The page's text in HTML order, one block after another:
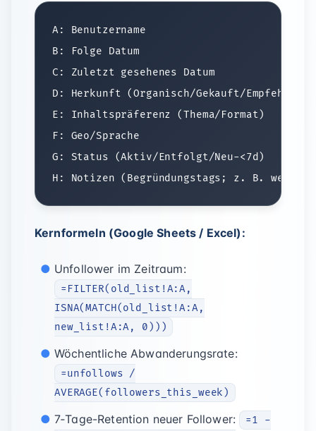
A: Benutzername
B: Folge Datum
C: Zuletzt gesehenes Datum
D: Herkunft (Organisch/Gekauft/Empfehlung)
E: Inhaltspräferenz (Thema/Format)
F: Geo/Sprache
G: Status (Aktiv/Entfolgt/Neu-<7d)
Kernformeln (Google Sheets / Excel):
Unfollower im Zeitraum:
=FILTER(old_list!A:A,
ISNA(MATCH(old_list!A:A,
new_list!A:A, 0)))
Wöchentliche Abwanderungsrate:
=unfollows /
AVERAGE(followers_this_week)
7‑Tage-Retention neuer Follower:
=1 -